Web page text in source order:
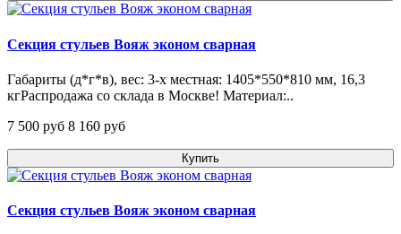
Секция стульев Вояж эконом сварная
Габариты (д*г*в), вес: 3-х местная: 1405*550*810 мм, 16,3
кгРаспродажа со склада в Москве! Материал:..
7 500 pуб 8 160 pуб
Купить
Секция стульев Вояж эконом сварная